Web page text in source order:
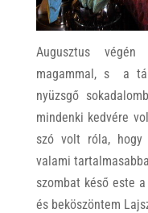
Augusztus
magammal, s a
nyüzsgő
mindenki kedvére
szó volt róla, hogy
valami
szombat késő este
és beköszöntem